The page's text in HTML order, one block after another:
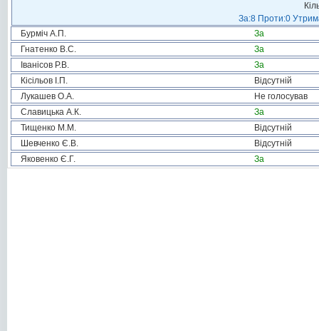
За:8 Проти:0
Бурміч А.П.
За
Гнатенко В.С.
За
Іванісов Р.В.
За
Кісільов І.П.
Відсутній
Лукашев О.А.
Не голосував
Славицька А.К.
За
Тищенко М.М.
Відсутній
Шевченко Є.В.
Відсутній
Яковенко Є.Г.
За